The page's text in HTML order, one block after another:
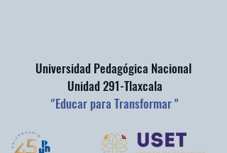
Universidad Pedagógica Nacional
Unidad 291-Tlaxcala
"Educar para Transformar "